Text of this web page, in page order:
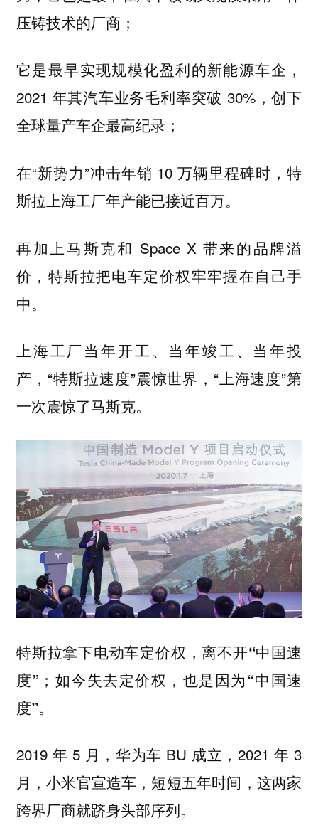
压铸技术的厂商；
它是最早实现规模化盈利的新能源车企，
2021 年其汽车业务毛利率突破 30%，创下
全球量产车企最高纪录；
在“新势力”冲击年销 10 万辆里程碑时，特
斯拉上海工厂年产能已接近百万。
再加上马斯克和 Space X 带来的品牌溢
价，特斯拉把电车定价权牢牢握在自己手
中。
上海工厂当年开工、当年竣工、当年投
产，“特斯拉速度”震惊世界，“上海速度”第
一次震惊了马斯克。
特斯拉拿下电动车定价权，离不开“中国速
度”；如今失去定价权，也是因为“中国速
度”。
2019 年 5 月，华为车 BU 成立，2021 年 3
月，小米官宣造车，短短五年时间，这两家
跨界厂商就跻身头部序列。